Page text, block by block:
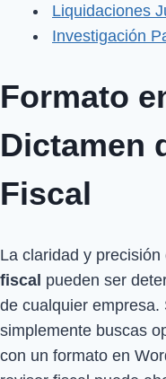
Liquidaciones
Investigación
Formato
Dictamen
Fiscal
La claridad y precisión
fiscal pueden ser
de cualquier
simplemente buscas
con un formato en